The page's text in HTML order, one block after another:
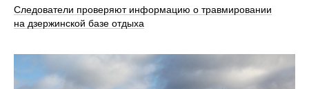
Следователи проверяют информацию о травмировании
на дзержинской базе отдыха